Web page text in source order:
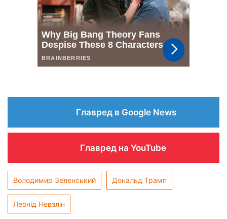
Главред в Google News
Главред на YouTube
Володимир Зеленський Дональд Трамп
Леонід Невзлін